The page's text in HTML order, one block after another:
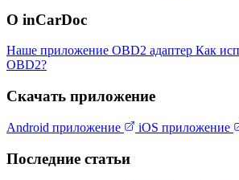
О inCarDoc
Наше приложение OBD2 адаптер Как
OBD2?
Скачать приложение
Android приложение iOS приложение
Последние статьи